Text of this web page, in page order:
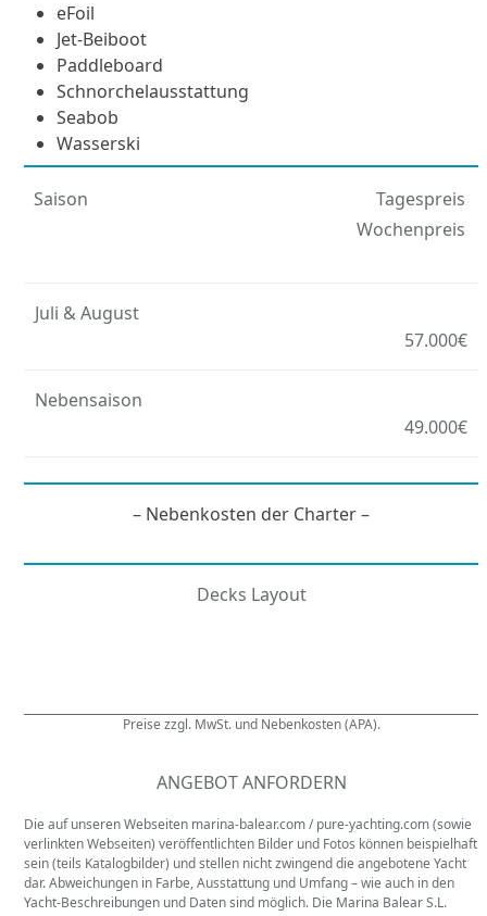
eFoil
Jet-Beiboot
Paddleboard
Schnorchelausstattung
Seabob
Wasserski
Saison
Tagespreis
Wochenpreis
Juli & August
57.000€
Nebensaison
49.000€
– Nebenkosten der Charter –
Decks Layout
Preise zzgl. MwSt. und Nebenkosten (APA).
ANGEBOT ANFORDERN
Die auf unseren Webseiten marina-balear.com / pure-yachting.com (sowie
verlinkten Webseiten) veröffentlichten Bilder und Fotos können beispielhaft
sein (teils Katalogbilder) und stellen nicht zwingend die angebotene Yacht
dar. Abweichungen in Farbe, Ausstattung und Umfang – wie auch in den
Yacht-Beschreibungen und Daten sind möglich. Die Marina Balear S.L.